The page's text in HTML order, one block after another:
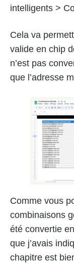
intelligents >
Cela va
valide en chip
n’est pas
que l’adresse
Comme vous
combinaisons
été convertie
que j’avais
chapitre est